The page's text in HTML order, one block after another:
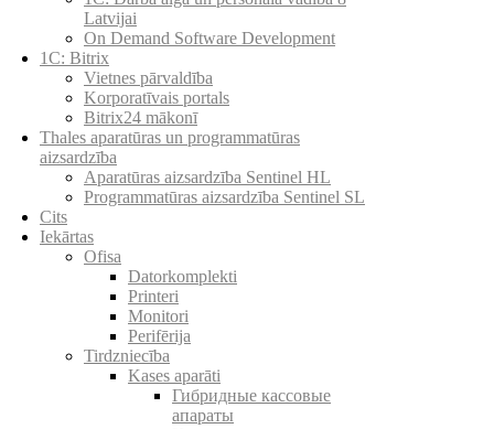
Latvijai
On Demand Software Development
1C: Bitrix
Vietnes pārvaldība
Korporatīvais portals
Bitrix24 mākonī
Thales aparatūras un programmatūras
aizsardzība
Aparatūras aizsardzība Sentinel HL
Programmatūras aizsardzība Sentinel SL
Cits
Iekārtas
Ofisa
Datorkomplekti
Printeri
Monitori
Perifērija
Tirdzniecība
Kases aparāti
Гибридные кассовые
апараты